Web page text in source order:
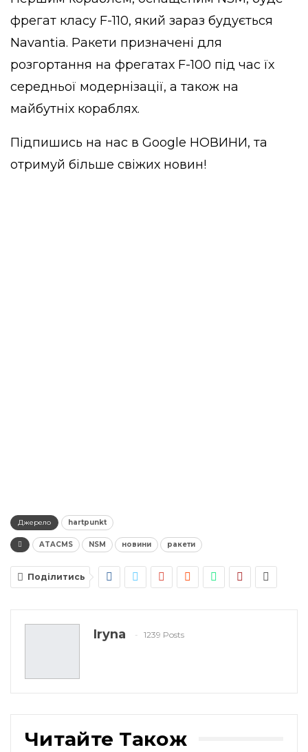
фрегат класу F-110, який зараз будується
Navantia. Ракети призначені для
розгортання на фрегатах F-100 під час їх
середньої модернізації, а також на
майбутніх кораблях.
Підпишись на нас в Google НОВИНИ, та
отримуй більше свіжих новин!
Джерело hartpunkt
ATACMS NSM новини ракети
Поділитись
Iryna 1239 Posts
Читайте Також